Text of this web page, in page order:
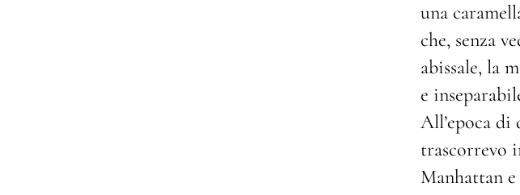
una
che, senza
abissale, la
e
All’epoca di
trascorrevo
Manhattan